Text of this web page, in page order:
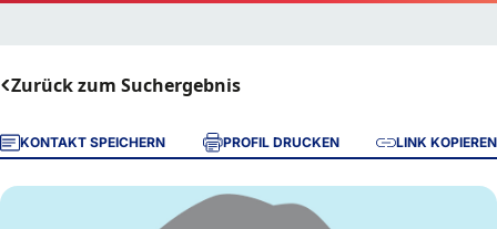
Zurück zum Suchergebnis
KONTAKT SPEICHERN PROFIL DRUCKEN LINK KOPIEREN